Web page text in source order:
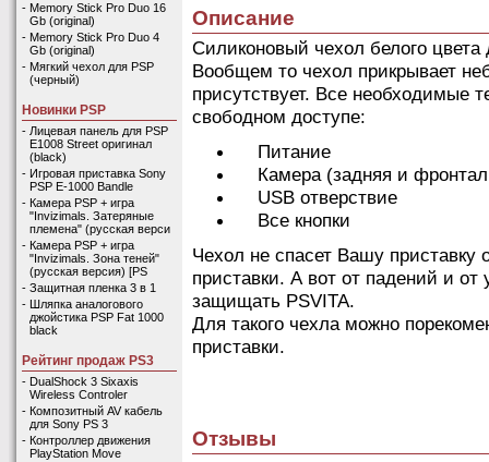
- Memory Stick Pro Duo 16
Gb (original)
- Memory Stick Pro Duo 4
Gb (original)
- Мягкий чехол для PSP
(черный)
Новинки PSP
- Лицевая панель для PSP
E1008 Street оригинал
(black)
- Игровая приставка Sony
PSP E-1000 Bandle
- Камера PSP + игра
"Invizimals. Затеряные
племена" (русская верси
- Камера PSP + игра
"Invizimals. Зона теней"
(русская версия) [PS
- Защитная пленка 3 в 1
- Шляпка аналогового
джойстика PSP Fat 1000
black
Рейтинг продаж PS3
- DualShock 3 Sixaxis
Wireless Controler
- Композитный AV кабель
для Sony PS 3
- Контроллер движения
PlayStation Move
Описание
Силиконовый чехол белого
Вообщем то чехол прикрывает
присутствует. Все необходимые
свободном доступе:
Питание
Камера (задняя и
USB отверствие
Все кнопки
Чехол не спасет Вашу
приставки. А вот от падений и
защищать PSVITA.
Для такого чехла можно
приставки.
Отзывы